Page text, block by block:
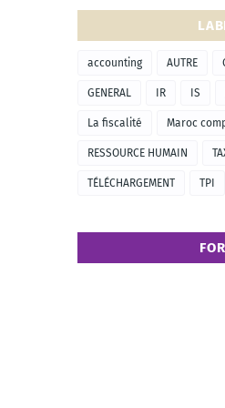
accounting AUTRE
GENERAL IR IS
La fiscalité Maroc
RESSOURCE HUMAIN
TÉLÉCHARGEMENT TPI